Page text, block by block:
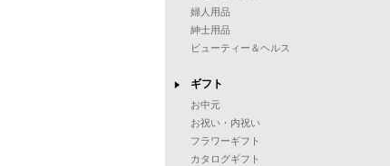
婦人用品
紳士用品
ビューティー＆ヘルス
ギフト
お中元
お祝い・内祝い
フラワーギフト
カタログギフト